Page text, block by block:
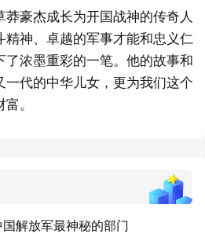
豪杰成长为开国战神的传奇人
精神、卓越的军事才能和忠义仁
了浓墨重彩的一笔。他的故事和
一代的中华儿女，更为我们这个
。
解放军最神秘的部门